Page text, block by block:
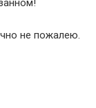
не пожалею.